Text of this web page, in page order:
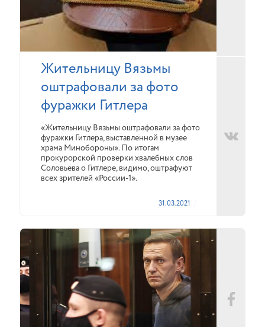
Жительницу Вязьмы
оштрафовали за фото
фуражки Гитлера
«Жительницу Вязьмы оштрафовали за фото
фуражки Гитлера, выставленной в музее
храма Минобороны». По итогам
прокурорской проверки хвалебных слов
Соловьева о Гитлере, видимо, оштрафуют
всех зрителей «России-1».
31.03.2021